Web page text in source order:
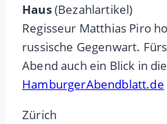
Haus(Bezahlartikel)
Regisseur Matthias Piro
russische Gegenwart.
Abend auch ein Blick in
HamburgerAbendblatt.de
Zürich